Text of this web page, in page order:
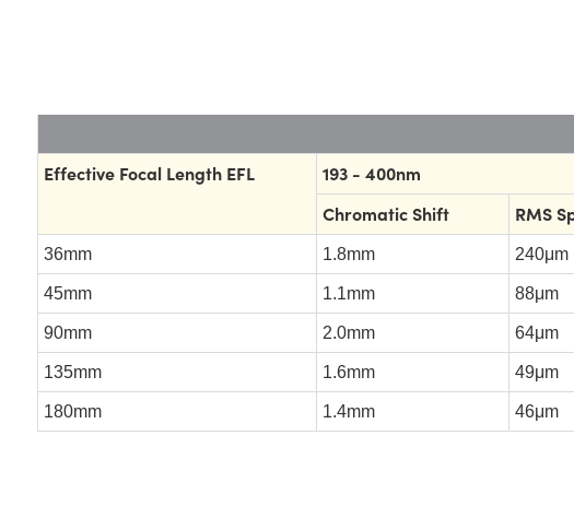
Effective Focal Length EFL 193 - 400nm
Chromatic Shift
RMS
36mm 1.8mm 240μm
45mm 1.1mm 88μm
90mm 2.0mm 64μm
135mm 1.6mm 49μm
180mm 1.4mm 46μm